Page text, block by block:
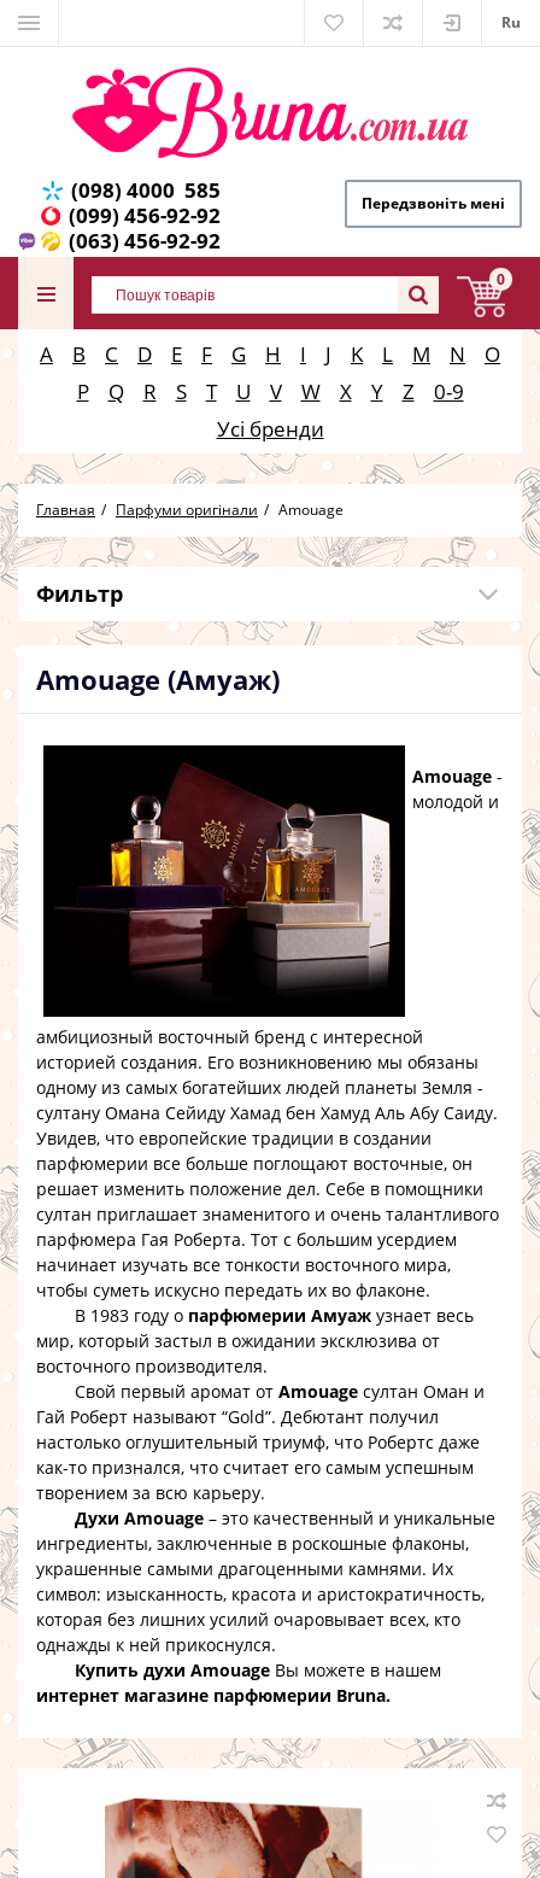
Ru
(098) 4000 585
(099) 456-92-92
(063) 456-92-92
Передзвоніть мені
0
A B C D E F G H I J K L M N
O
P
Q R S T U V W X Y Z
0-9
Усі бренди
Главная Парфуми оригінали Amouage
Фильтр
Amouage (Амуаж)
Amouage -
молодой и
амбициозный восточный бренд с интересной
историей создания. Его возникновению мы обязаны
одному из самых богатейших людей планеты Земля -
султану Омана Сейиду Хамад бен Хамуд Аль Абу Саиду.
Увидев, что европейские традиции в создании
парфюмерии все больше поглощают восточные, он
решает изменить положение дел. Себе в помощники
султан приглашает знаменитого и очень талантливого
парфюмера Гая Роберта. Тот с большим усердием
начинает изучать все тонкости восточного мира,
чтобы суметь искусно передать их во флаконе.
В 1983 году о парфюмерии Амуаж узнает весь
мир, который застыл в ожидании эксклюзива от
восточного производителя.
Свой первый аромат от Amouage султан Оман и
Гай Роберт называют “Gold”. Дебютант получил
настолько оглушительный триумф, что Робертс даже
как-то признался, что считает его самым успешным
творением за всю карьеру.
Духи Amouage – это качественный и уникальные
ингредиенты, заключенные в роскошные флаконы,
украшенные самыми драгоценными камнями. Их
символ: изысканность, красота и аристократичность,
которая без лишних усилий очаровывает всех, кто
однажды к ней прикоснулся.
Купить духи Amouage Вы можете в нашем
интернет магазине парфюмерии Bruna.